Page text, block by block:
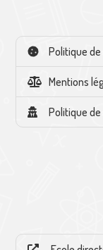
Politique
Mentions
Politique